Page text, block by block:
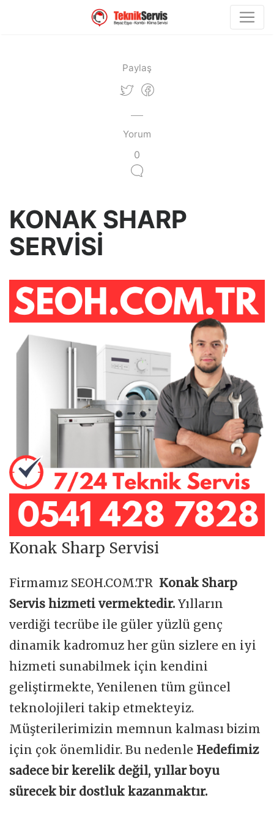
Paylaş
Yorum
0
KONAK SHARP
SERVİSİ
Konak Sharp Servisi
Firmamız SEOH.COM.TR Konak Sharp
Servis hizmeti vermektedir. Yılların
verdiği tecrübe ile güler yüzlü genç
dinamik kadromuz her gün sizlere en iyi
hizmeti sunabilmek için kendini
geliştirmekte, Yenilenen tüm güncel
teknolojileri takip etmekteyiz.
Müşterilerimizin memnun kalması bizim
için çok önemlidir. Bu nedenle Hedefimiz
sadece bir kerelik değil, yıllar boyu
sürecek bir dostluk kazanmaktır.